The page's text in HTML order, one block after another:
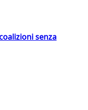
senza